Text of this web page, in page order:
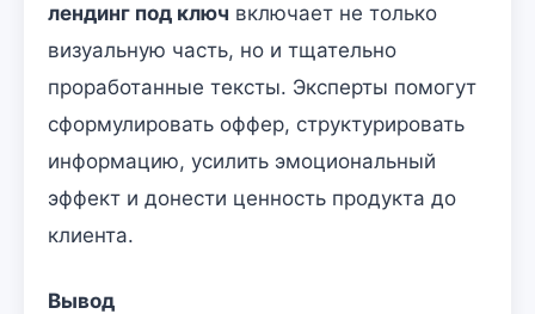
лендинг под ключ включает не только
визуальную часть, но и тщательно
проработанные тексты. Эксперты помогут
сформулировать оффер, структурировать
информацию, усилить эмоциональный
эффект и донести ценность продукта до
клиента.
Вывод